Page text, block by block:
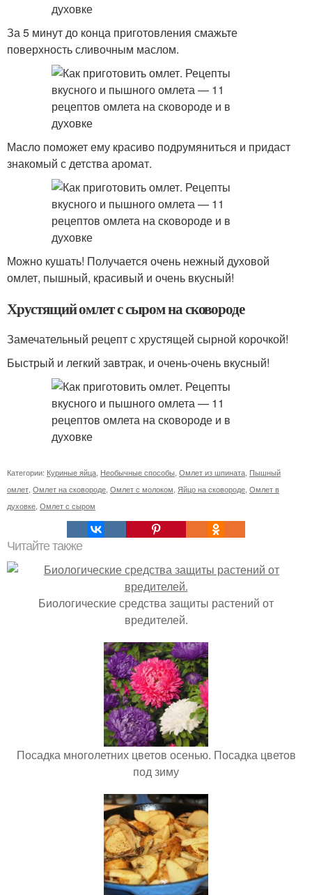
За 5 минут до конца приготовления смажьте
поверхность сливочным маслом.
Масло поможет ему красиво подрумяниться и придаст
знакомый с детства аромат.
Можно кушать! Получается очень нежный духовой
омлет, пышный, красивый и очень вкусный!
Хрустящий омлет с сыром на сковороде
Замечательный рецепт с хрустящей сырной корочкой!
Быстрый и легкий завтрак, и очень-очень вкусный!
Категории: Куриные яйца Необычные способы Омлет из шпината Пышный
омлет Омлет на сковороде Омлет с молоком Яйцо на сковороде Омлет в
духовке Омлет с сыром
Читайте также
Биологические средства защиты растений от
вредителей.
Посадка многолетних цветов осенью. Посадка цветов
под зиму